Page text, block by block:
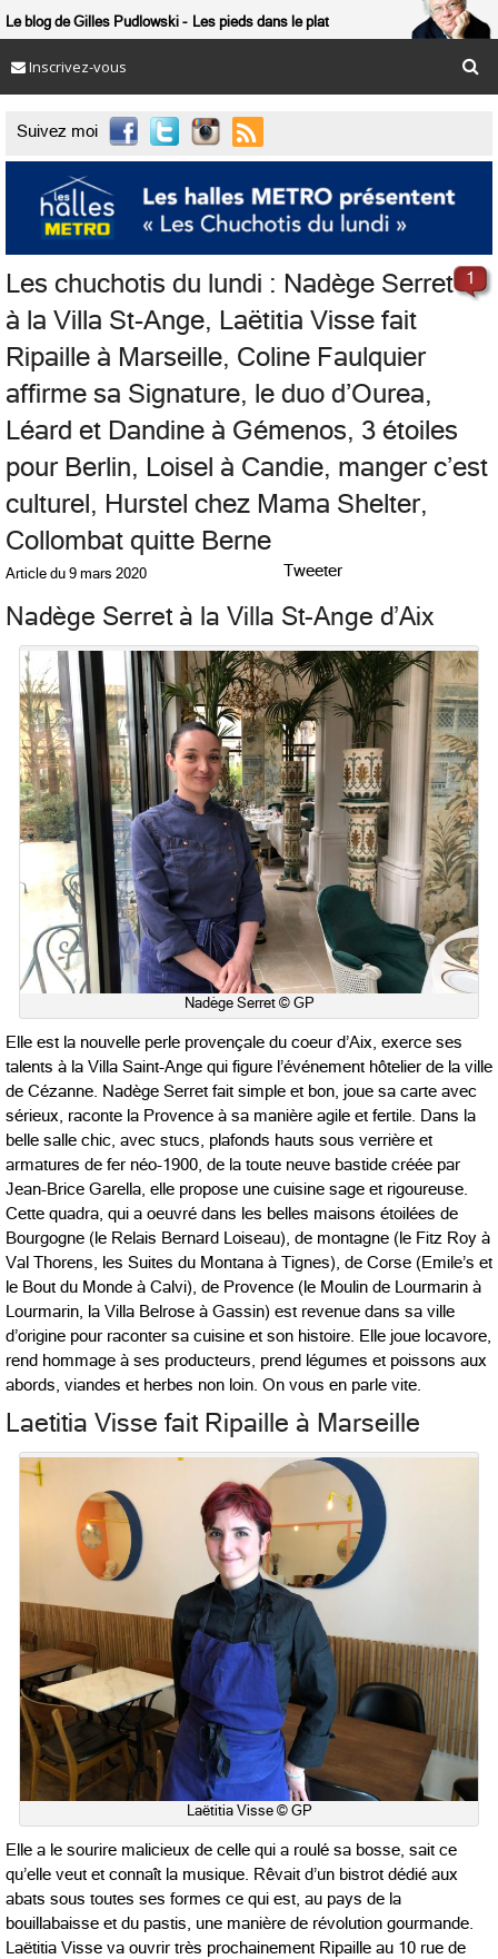
Le blog de Gilles Pudlowski Les pieds dans le plat
Inscrivez-vous
Suivez moi 
1
Les chuchotis du lundi : Nadège Serret
à la Villa St-Ange, Laëtitia Visse fait
Ripaille à Marseille, Coline Faulquier
affirme sa Signature, le duo d’Ourea,
Léard et Dandine à Gémenos, 3 étoiles
pour Berlin, Loisel à Candie, manger c’est
culturel, Hurstel chez Mama Shelter,
Collombat quitte Berne
Article du 9 mars 2020 Tweeter
Nadège Serret à la Villa St-Ange d’Aix
Nadège Serret © GP
Elle est la nouvelle perle provençale du coeur d’Aix, exerce ses
talents à la Villa Saint-Ange qui figure l’événement hôtelier de la ville
de Cézanne. Nadège Serret fait simple et bon, joue sa carte avec
sérieux, raconte la Provence à sa manière agile et fertile. Dans la
belle salle chic, avec stucs, plafonds hauts sous verrière et
armatures de fer néo-1900, de la toute neuve bastide créée par
Jean-Brice Garella, elle propose une cuisine sage et rigoureuse.
Cette quadra, qui a oeuvré dans les belles maisons étoilées de
Bourgogne (le Relais Bernard Loiseau), de montagne (le Fitz Roy à
Val Thorens, les Suites du Montana à Tignes), de Corse (Emile’s et
le Bout du Monde à Calvi), de Provence (le Moulin de Lourmarin à
Lourmarin, la Villa Belrose à Gassin) est revenue dans sa ville
d’origine pour raconter sa cuisine et son histoire. Elle joue locavore,
rend hommage à ses producteurs, prend légumes et poissons aux
abords, viandes et herbes non loin. On vous en parle vite.
Laetitia Visse fait Ripaille à Marseille
Laëtitia Visse © GP
Elle a le sourire malicieux de celle qui a roulé sa bosse, sait ce
qu’elle veut et connaît la musique. Rêvait d’un bistrot dédié aux
abats sous toutes ses formes ce qui est, au pays de la
bouillabaisse et du pastis, une manière de révolution gourmande.
Laëtitia Visse va ouvrir très prochainement Ripaille au 10 rue de